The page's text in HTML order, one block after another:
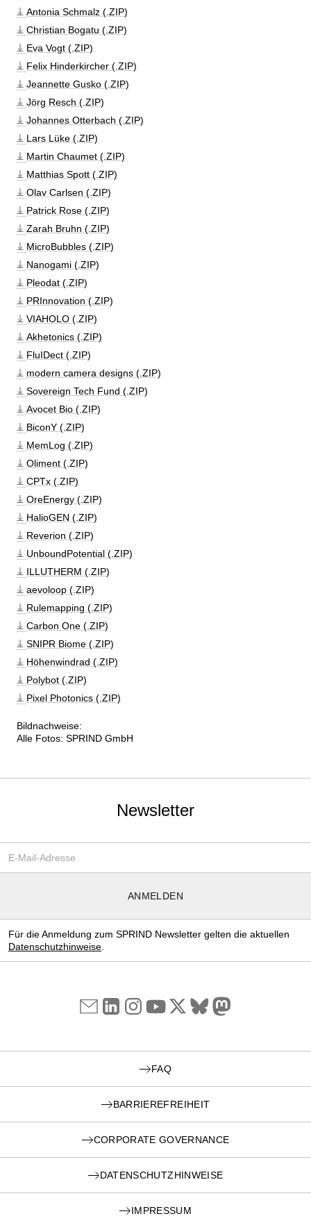
Antonia Schmalz (.ZIP)
Christian Bogatu (.ZIP)
Eva Vogt (.ZIP)
Felix Hinderkircher (.ZIP)
Jeannette Gusko (.ZIP)
Jörg Resch (.ZIP)
Johannes Otterbach (.ZIP)
Lars Lüke (.ZIP)
Martin Chaumet (.ZIP)
Matthias Spott (.ZIP)
Olav Carlsen (.ZIP)
Patrick Rose (.ZIP)
Zarah Bruhn (.ZIP)
MicroBubbles (.ZIP)
Nanogami (.ZIP)
Pleodat (.ZIP)
PRInnovation (.ZIP)
VIAHOLO (.ZIP)
Akhetonics (.ZIP)
FluIDect (.ZIP)
modern camera designs (.ZIP)
Sovereign Tech Fund (.ZIP)
Avocet Bio (.ZIP)
BiconY (.ZIP)
MemLog (.ZIP)
Oliment (.ZIP)
CPTx (.ZIP)
OreEnergy (.ZIP)
HalioGEN (.ZIP)
Reverion (.ZIP)
UnboundPotential (.ZIP)
ILLUTHERM (.ZIP)
aevoloop (.ZIP)
Rulemapping (.ZIP)
Carbon One (.ZIP)
SNIPR Biome (.ZIP)
Höhenwindrad (.ZIP)
Polybot (.ZIP)
Pixel Photonics (.ZIP)
Bildnachweise:
Alle Fotos: SPRIND GmbH
Newsletter
ANMELDEN
Für die Anmeldung zum SPRIND Newsletter gelten die aktuellen
Datenschutzhinweise
FAQ
BARRIEREFREIHEIT
CORPORATE GOVERNANCE
DATENSCHUTZHINWEISE
IMPRESSUM